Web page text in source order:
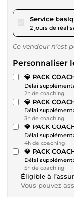
Service
2 jours de
Ce vendeur n’est
Personnaliser
💎 PACK
Délai
2h de coaching
💎 PACK
Délai
3h de coaching
💎 PACK
Délai
4h de coaching
💎 PACK
Délai
5h de coaching
Éligible à
Vous pouvez